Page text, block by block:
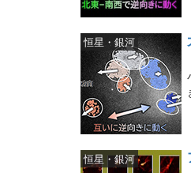
恒星・銀河
恒星・銀河